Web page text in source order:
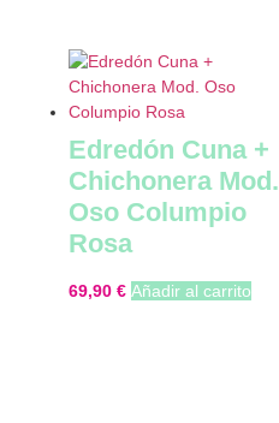
Edredón Cuna +
Chichonera Mod.
Oso Columpio
Rosa
69,90 € Añadir al carrito